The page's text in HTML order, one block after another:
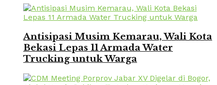
Antisipasi Musim Kemarau, Wali Kota
Bekasi Lepas 11 Armada Water
Trucking untuk Warga